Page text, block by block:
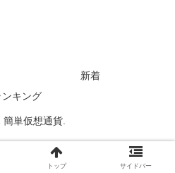
新着
ンキング
単仮想通貨.
トップ サイドバー